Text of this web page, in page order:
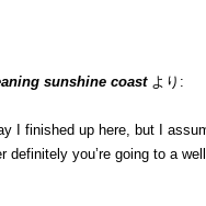
sunshine coast より:
I finished up here, but I
definitely you’re going to a